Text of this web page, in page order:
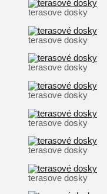
terasove dosky
terasove dosky
terasove dosky
terasove dosky
terasove dosky
terasove dosky
terasove dosky